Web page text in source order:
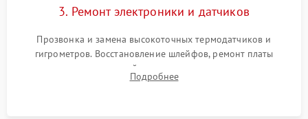
3. Ремонт электроники и датчиков
Прозвонка и замена высокоточных термодатчиков и
гигрометров. Восстановление шлейфов, ремонт платы
управления, отвечающей за поддержание микроклимата.
Проверка систем защиты от УФ-излучения и подсветки.
Подробнее